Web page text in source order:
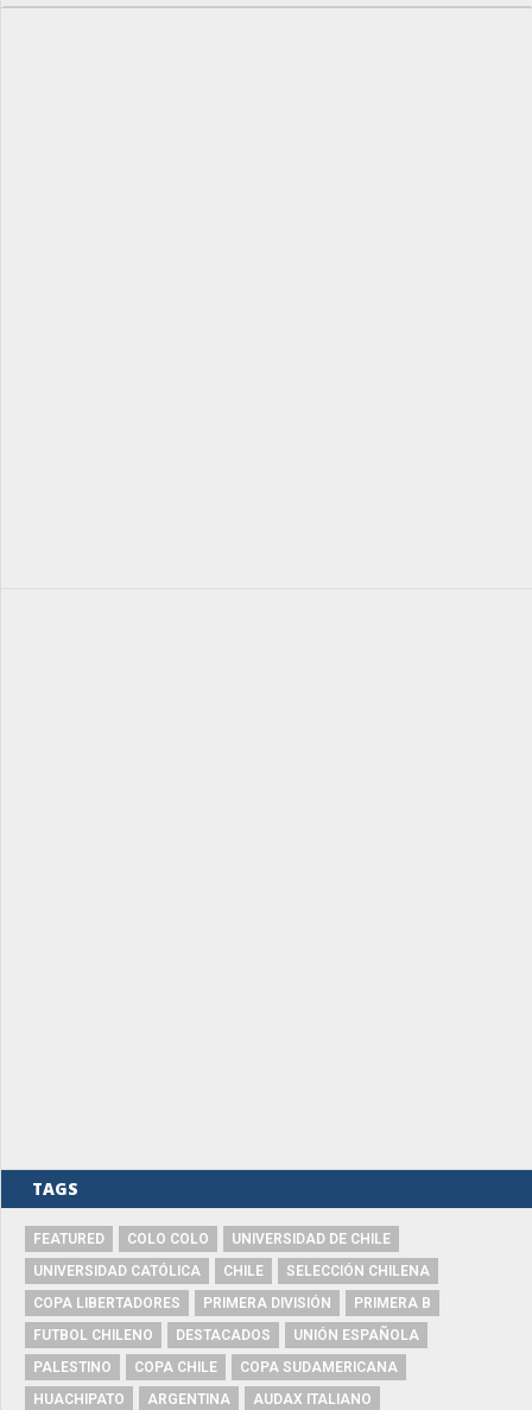
TAGS
FEATURED COLO COLO
UNIVERSIDAD DE CHILE
UNIVERSIDAD CATÓLICA
CHILE
SELECCIÓN CHILENA
COPA LIBERTADORES
PRIMERA DIVISIÓN
PRIMERA B
FUTBOL CHILENO
DESTACADOS
UNIÓN ESPAÑOLA
PALESTINO
COPA CHILE
COPA SUDAMERICANA
HUACHIPATO
ARGENTINA
AUDAX ITALIANO